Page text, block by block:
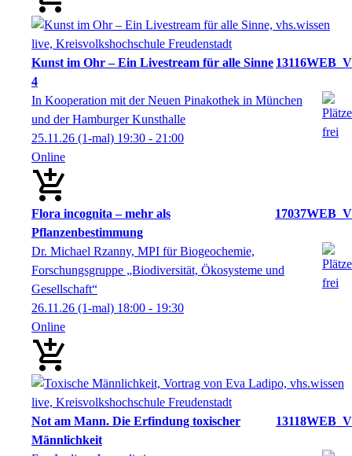
Kunst im Ohr – Ein Livestream für alle Sinne
4
13116WEB_V
In Kooperation mit der Neuen Pinakothek in München
und der Hamburger Kunsthalle
25.11.26 (1-mal) 19:30 - 21:00
Online
Flora incognita – mehr als
Pflanzenbestimmung
17037WEB_V
Dr. Michael Rzanny, MPI für Biogeochemie,
Forschungsgruppe „Biodiversität, Ökosysteme und
Gesellschaft“
26.11.26 (1-mal) 18:00 - 19:30
Online
Not am Mann. Die Erfindung toxischer
Männlichkeit
13118WEB_V